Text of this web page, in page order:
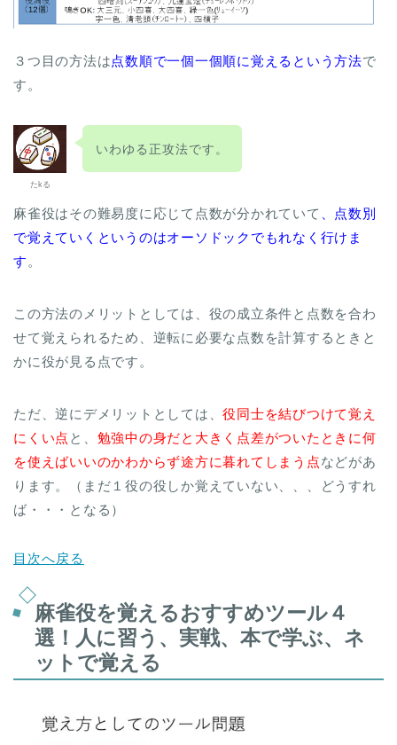
３つ目の方法は点数順で一個一個順に覚えるという方法で
す。
たkる
いわゆる正攻法です。
麻雀役はその難易度に応じて点数が分かれていて
、点数別
で覚えていくというのはオーソドックでもれなく行けま
す 。
この方法のメリットとしては、役の成立条件と点数を合わ
せて覚えられるため、逆転に必要な点数を計算するときと
かに役が見る点です。
ただ、逆にデメリットとしては、役同士を結びつけて覚え
にくい点 と、 勉強中の身だと大きく点差がついたときに何
を使えばいいのかわからず途方に暮れてしまう点などがあ
ります。（まだ１役の役しか覚えていない、、、どうすれ
ば・・・となる）
目次へ戻る
麻雀役を覚えるおすすめツール４
選！人に習う、実戦、本で学ぶ、ネ
ットで覚える